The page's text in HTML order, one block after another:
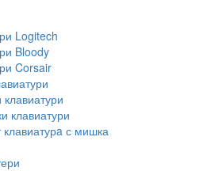
Logitech
Bloody
Corsair
клавиатури
клавиатурa с мишка